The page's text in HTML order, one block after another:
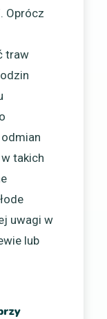
Oprócz
traw
takich
uwagi w
lub